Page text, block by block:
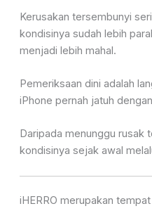
Kerusakan tersembunyi
kondisinya sudah lebih
menjadi lebih mahal.
Pemeriksaan dini adalah
iPhone pernah jatuh
Daripada menunggu rusak
kondisinya sejak awal
iHERRO merupakan